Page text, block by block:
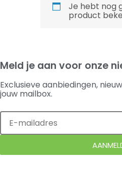
Je hebt nog
product
Meld je aan voor onze
Exclusieve aanbiedingen,
jouw mailbox.